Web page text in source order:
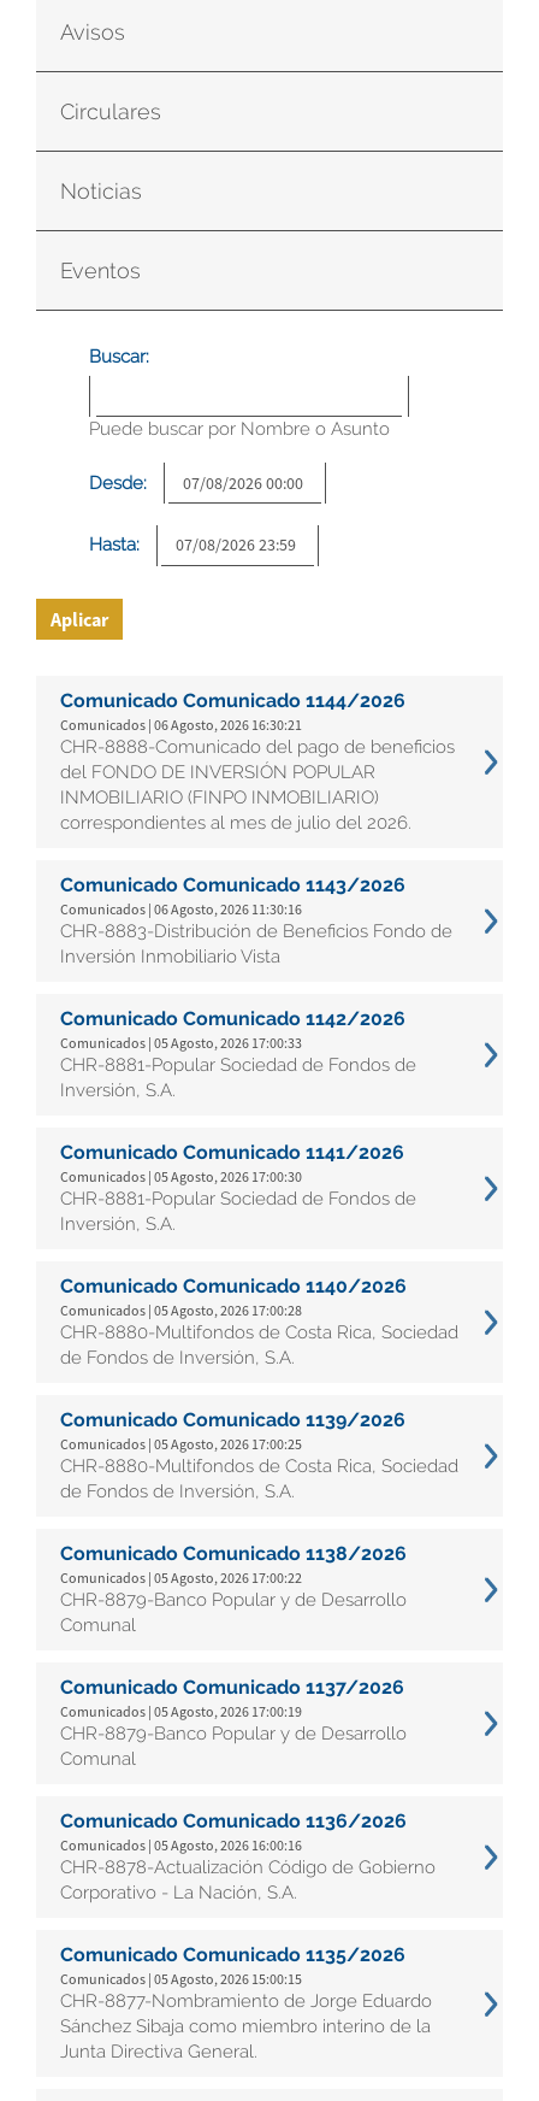
Avisos
Circulares
Noticias
Eventos
Buscar:
Puede buscar por Nombre o Asunto
Desde:
Hasta:
Aplicar
Comunicado Comunicado 1144/2026
Comunicados | 06 Agosto, 2026 16:30:21
CHR-8888-Comunicado del pago de beneficios
del FONDO DE INVERSIÓN POPULAR
INMOBILIARIO (FINPO INMOBILIARIO)
correspondientes al mes de julio del 2026.
Comunicado Comunicado 1143/2026
Comunicados | 06 Agosto, 2026 11:30:16
CHR-8883-Distribución de Beneficios Fondo de
Inversión Inmobiliario Vista
Comunicado Comunicado 1142/2026
Comunicados | 05 Agosto, 2026 17:00:33
CHR-8881-Popular Sociedad de Fondos de
Inversión, S.A.
Comunicado Comunicado 1141/2026
Comunicados | 05 Agosto, 2026 17:00:30
CHR-8881-Popular Sociedad de Fondos de
Inversión, S.A.
Comunicado Comunicado 1140/2026
Comunicados | 05 Agosto, 2026 17:00:28
CHR-8880-Multifondos de Costa Rica, Sociedad
de Fondos de Inversión, S.A.
Comunicado Comunicado 1139/2026
Comunicados | 05 Agosto, 2026 17:00:25
CHR-8880-Multifondos de Costa Rica, Sociedad
de Fondos de Inversión, S.A.
Comunicado Comunicado 1138/2026
Comunicados | 05 Agosto, 2026 17:00:22
CHR-8879-Banco Popular y de Desarrollo
Comunal
Comunicado Comunicado 1137/2026
Comunicados | 05 Agosto, 2026 17:00:19
CHR-8879-Banco Popular y de Desarrollo
Comunal
Comunicado Comunicado 1136/2026
Comunicados | 05 Agosto, 2026 16:00:16
CHR-8878-Actualización Código de Gobierno
Corporativo - La Nación, S.A.
Comunicado Comunicado 1135/2026
Comunicados | 05 Agosto, 2026 15:00:15
CHR-8877-Nombramiento de Jorge Eduardo
Sánchez Sibaja como miembro interino de la
Junta Directiva General.